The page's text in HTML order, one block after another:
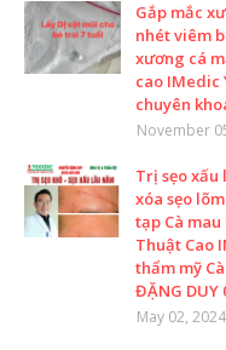
Gắp mắc
nhét viêm
xương cá
cao IMedic
chuyên
November
Trị sẹo xấu
xóa sẹo
tạp Cà
Thuật Cao
thẩm mỹ
ĐẶNG DUY
May 02, 2024